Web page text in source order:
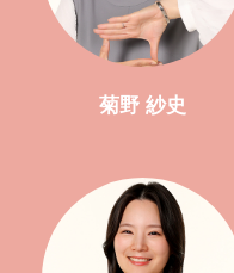
菊野 紗史